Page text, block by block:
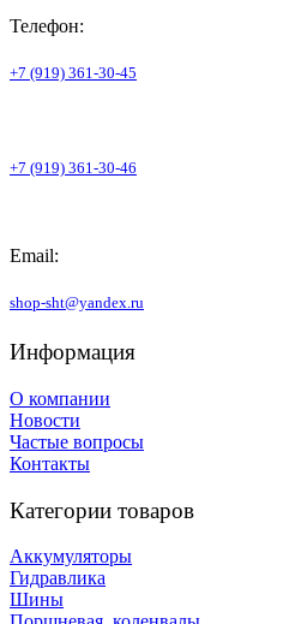
Телефон:
+7 (919) 361-30-45
+7 (919) 361-30-46
Email:
shop-sht@yandex.ru
Информация
О компании
Новости
Частые вопросы
Контакты
Категории товаров
Аккумуляторы
Гидравлика
Шины